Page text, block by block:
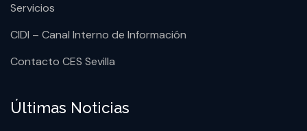
Servicios
CIDI – Canal Interno de Información
Contacto CES Sevilla
Últimas Noticias